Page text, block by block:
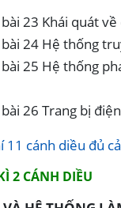
23 Khái quát
24 Hệ thống
25 Hệ thống
26 Trang bị
11 cánh diều đủ
2 CÁNH DIỀU